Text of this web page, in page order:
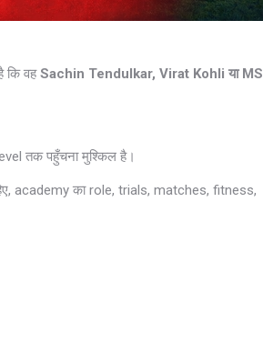
कि वहSachin Tendulkar, Virat Kohli या MS
तक पहुँचना मुश्किल है।
academy का role, trials, matches, fitness,